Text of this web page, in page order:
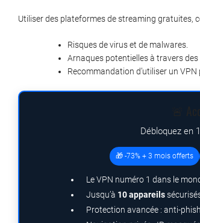
Utiliser des plateformes de streaming gratuites,
Risques de virus et de malwares.
Arnaques potentielles à travers des
Recommandation d’utiliser un
Débloquez en
🎁 -73% + 3 mois offerts
Le VPN numéro 1 dans le
Jusqu’à 10 appareils
Protection avancée : anti-